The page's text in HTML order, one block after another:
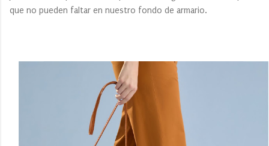
que no pueden faltar en nuestro fondo de armario.